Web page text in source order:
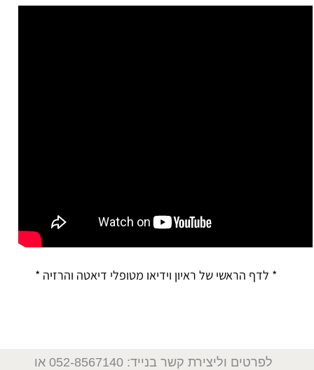
* לדף הראשי של ראיון וידיאו מטופלי דיאטה והרזיה *
לפרטים וליצירת קשר בנייד: 052-8567140
או